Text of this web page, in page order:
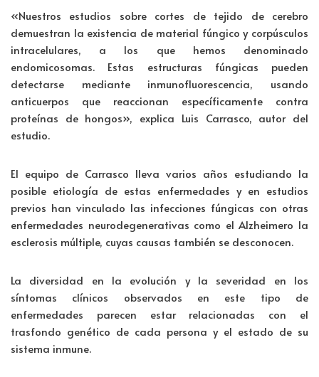
«Nuestros estudios sobre cortes de tejido de cerebro
demuestran la existencia de material fúngico y corpúsculos
intracelulares, a los que hemos denominado
endomicosomas. Estas estructuras fúngicas pueden
detectarse mediante inmunofluorescencia, usando
anticuerpos que reaccionan específicamente contra
proteínas de hongos», explica Luis Carrasco, autor del
estudio.
El equipo de Carrasco lleva varios años estudiando la
posible etiología de estas enfermedades y en estudios
previos han vinculado las infecciones fúngicas con otras
enfermedades neurodegenerativas como el Alzheimero la
esclerosis múltiple, cuyas causas también se desconocen.
La diversidad en la evolución y la severidad en los
síntomas clínicos observados en este tipo de
enfermedades parecen estar relacionadas con el
trasfondo genético de cada persona y el estado de su
sistema inmune.